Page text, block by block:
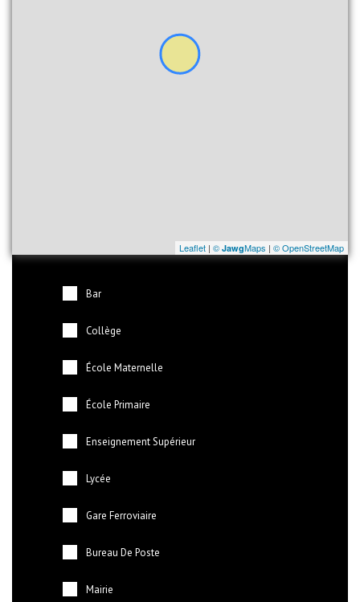
Leaflet | © JawgMaps | © OpenStreetMap
Bar
Collège
École Maternelle
École Primaire
Enseignement Supérieur
Lycée
Gare Ferroviaire
Bureau De Poste
Mairie